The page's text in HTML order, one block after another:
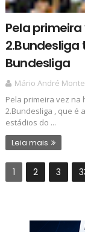
Pela
Bundesliga
Mário André
Pela primeira vez
2.Bundesliga , que é
estádios do ...
Leia mais
1 2 3